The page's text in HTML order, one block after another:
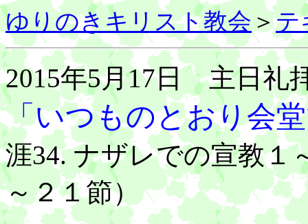
ゆりのきキリスト教会 ＞テ
2015年5月17日 主日礼
「いつものとおり会
涯34. ナザレでの宣教１
～２１節）